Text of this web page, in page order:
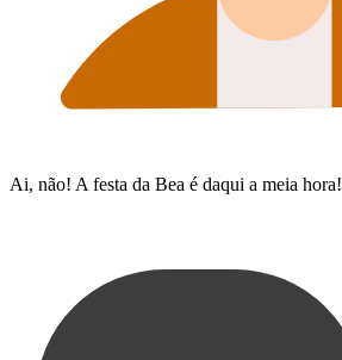
Ai, não! A festa da Bea é daqui a meia hora!